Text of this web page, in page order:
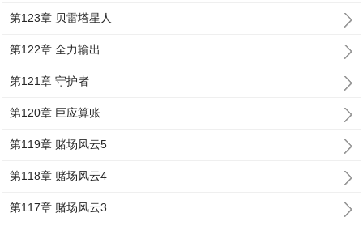
第123章 贝雷塔星人
第122章 全力输出
第121章 守护者
第120章 巨应算账
第119章 赌场风云5
第118章 赌场风云4
第117章 赌场风云3